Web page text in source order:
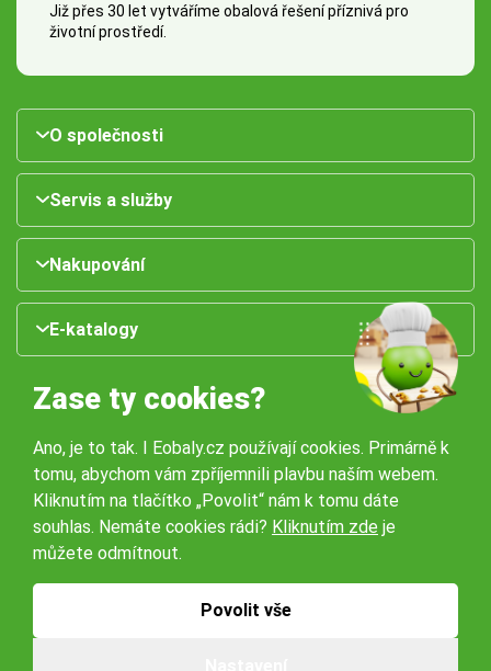
Již přes 30 let vytváříme obalová řešení příznivá pro
životní prostředí.
O společnosti
Servis a služby
Nakupování
E-katalogy
Naše pobočky:
Obchodní podmínky
Zase ty cookies?
Ano, je to tak. I Eobaly.cz používají cookies. Primárně k
tomu, abychom vám zpříjemnili plavbu naším webem.
Kliknutím na tlačítko „Povolit“ nám k tomu dáte
souhlas. Nemáte cookies rádi? Kliknutím zde je
můžete odmítnout.
Povolit vše